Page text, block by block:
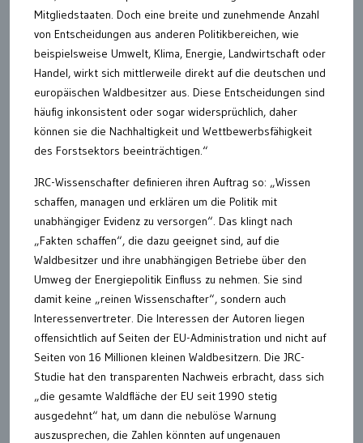
Mitgliedstaaten. Doch eine breite und zunehmende Anzahl
von Entscheidungen aus anderen Politikbereichen, wie
beispielsweise Umwelt, Klima, Energie, Landwirtschaft oder
Handel, wirkt sich mittlerweile direkt auf die deutschen und
europäischen Waldbesitzer aus. Diese Entscheidungen sind
häufig inkonsistent oder sogar widersprüchlich, daher
können sie die Nachhaltigkeit und Wettbewerbsfähigkeit
des Forstsektors beeinträchtigen.“
JRC-Wissenschafter definieren ihren Auftrag so: „Wissen
schaffen, managen und erklären um die Politik mit
unabhängiger Evidenz zu versorgen“. Das klingt nach
„Fakten schaffen“, die dazu geeignet sind, auf die
Waldbesitzer und ihre unabhängigen Betriebe über den
Umweg der Energiepolitik Einfluss zu nehmen. Sie sind
damit keine „reinen Wissenschafter“, sondern auch
Interessenvertreter. Die Interessen der Autoren liegen
offensichtlich auf Seiten der EU-Administration und nicht auf
Seiten von 16 Millionen kleinen Waldbesitzern. Die JRC-
Studie hat den transparenten Nachweis erbracht, dass sich
„die gesamte Waldfläche der EU seit 1990 stetig
ausgedehnt“ hat, um dann die nebulöse Warnung
auszusprechen, die Zahlen könnten auf ungenauen